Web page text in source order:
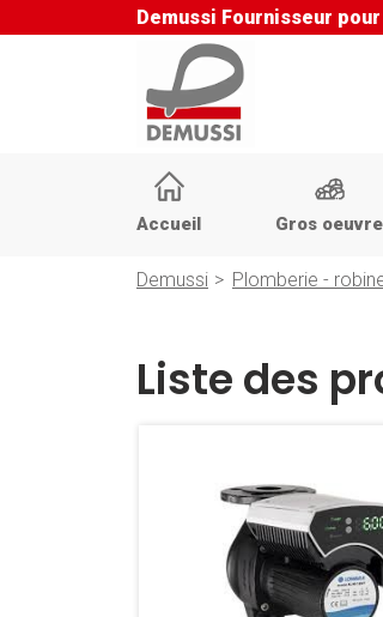
Demussi Fournisseur
Aller
contenu
Accueil Gros oeuvre
Demussi Plomberie -
Liste des